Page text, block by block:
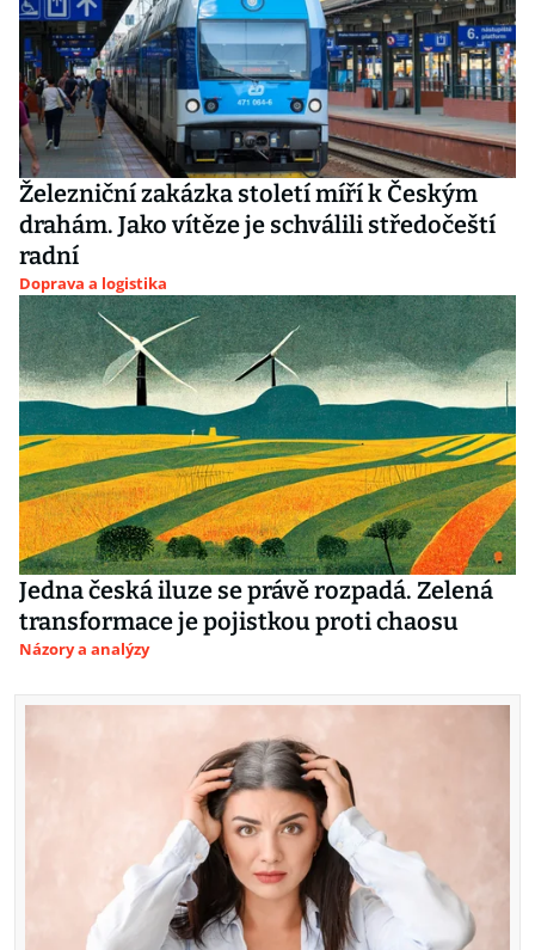
Železniční zakázka století míří k Českým
drahám. Jako vítěze je schválili středočeští
radní
Doprava a logistika
Jedna česká iluze se právě rozpadá. Zelená
transformace je pojistkou proti chaosu
Názory a analýzy